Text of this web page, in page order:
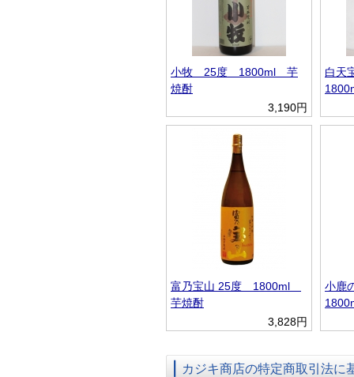
小牧 25度 1800ml 芋
焼酎
3,190円
白
富乃宝山 25度 1800ml
芋焼酎
3,828円
小
カジキ商店の特定商取引法に